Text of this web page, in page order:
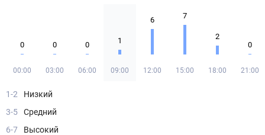
0
00:00
0
03:00
0
06:00
1
09:00
6
12:00
7
15:00
2
18:00
0
21:00
1-2
Низкий
3-5
Средний
6-7
Высокий